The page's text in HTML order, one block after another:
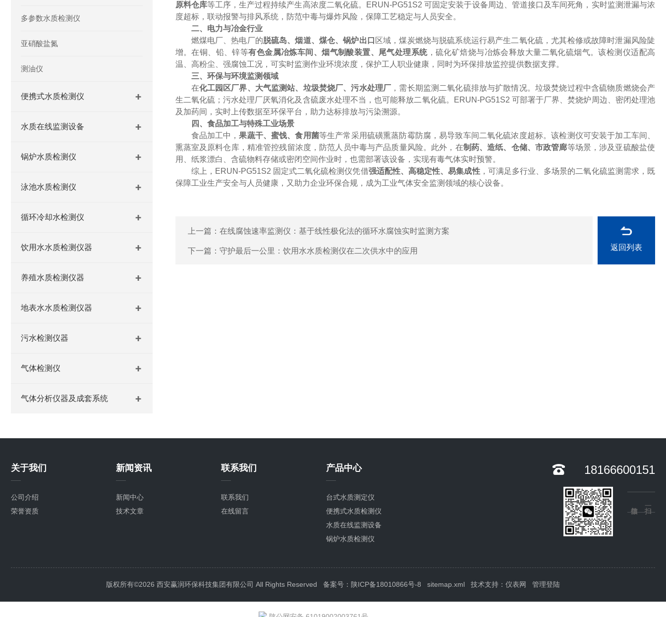
多参数水质检测仪
亚硝酸盐氮
测油仪
便携式水质检测仪
水质在线监测设备
锅炉水质检测仪
泳池水质检测仪
循环冷却水检测仪
饮用水水质检测仪器
养殖水质检测仪器
地表水水质检测仪器
污水检测仪器
气体检测仪
气体分析仪器及成套系统
原料仓库等工序，生产过程持续产生高浓度二氧化硫。
ERUN-PG51S2 可固定安装于设备周边、管道接口及车间死角，实时监测泄漏与浓
度超标，联动报警与排风系统，防范中毒与爆炸风险，保障工艺稳定与人员安全。
二、电力与冶金行业
燃煤电厂、热电厂的脱硫岛、烟道、煤仓、锅炉出口 区域，煤炭燃烧与脱硫系统运行易产生二氧化硫，尤其检修或故障时泄漏风险陡
增。在铜、铅、锌等有色金属冶炼车间、烟气制酸装置、尾气处理系统，硫化矿焙烧与冶炼会释放大量二氧化硫烟气。该检测仪适配高
温、高粉尘、强腐蚀工况，可实时监测作业环境浓度，保护工人职业健康，同时为环保排放监控提供数据支撑。
三、环保与环境监测领域
在化工园区厂界、大气监测站、垃圾焚烧厂、污水处理厂 ，需长期监测二氧化硫排放与扩散情况。垃圾焚烧过程中含硫物质燃烧会产
生二氧化硫；污水处理厂厌氧消化及含硫废水处理不当，也可能释放二氧化硫。
ERUN-PG51S2 可部署于厂界、焚烧炉周边、密闭处理池
及加药间，实时上传数据至环保平台，助力达标排放与污染溯源。
四、食品加工与特殊工业场景
食品加工中，果蔬干、蜜饯、食用菌等生产常采用硫磺熏蒸防霉防腐，易导致车间二氧化硫浓度超标。该检测仪可安装于加工车间、
熏蒸室及原料仓库，精准管控残留浓度，防范人员中毒与产品质量风险。此外，在制药、造纸、仓储、市政管廊等场景，涉及亚硫酸盐使
用、纸浆漂白、含硫物料存储或密闭空间作业时，也需部署该设备，实现有毒气体实时预警。
综上， ERUN-PG51S2 固定式二氧化硫检测仪凭借强适配性、高稳定性、易集成性，可满足多行业、多场景的二氧化硫监测需求，既
保障工业生产安全与人员健康，又助力企业环保合规，成为工业气体安全监测领域的核心设备。
上一篇： 在线腐蚀速率监测仪：基于线性极化法的循环水腐蚀实时监测方案
下一篇： 守护最后一公里：饮用水水质检测仪在二次供水中的应用 返回列表
关于我们
公司介绍
荣誉资质
新闻资讯
新闻中心
技术文章
联系我们
联系我们
在线留言
产品中心
台式水质测定仪
便携式水质检测仪
水质在线监测设备
锅炉水质检测仪
循环冷却水检测仪
饮用水水质检测仪器
18166600151
版权所有©2026 西安赢润环保科技集团有限公司 All Rights Reserved 备案号：陕ICP备18010866号-8 sitemap.xml 技术支持： 仪表网 管理登陆